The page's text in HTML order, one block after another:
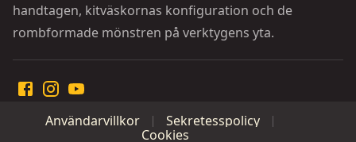
handtagen, kitväskornas konfiguration och de
rombformade mönstren på verktygens yta.
Användarvillkor
Sekretesspolicy
Cookies